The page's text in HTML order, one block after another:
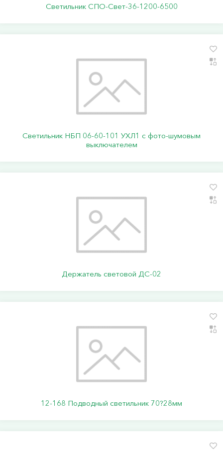
Светильник СПО-Свет-36-1200-6500
Светильник НБП 06-60-101 УХЛ1 с фото-шумовым
выключателем
Держатель световой ДС-02
12-168 Подводный светильник 70?28мм